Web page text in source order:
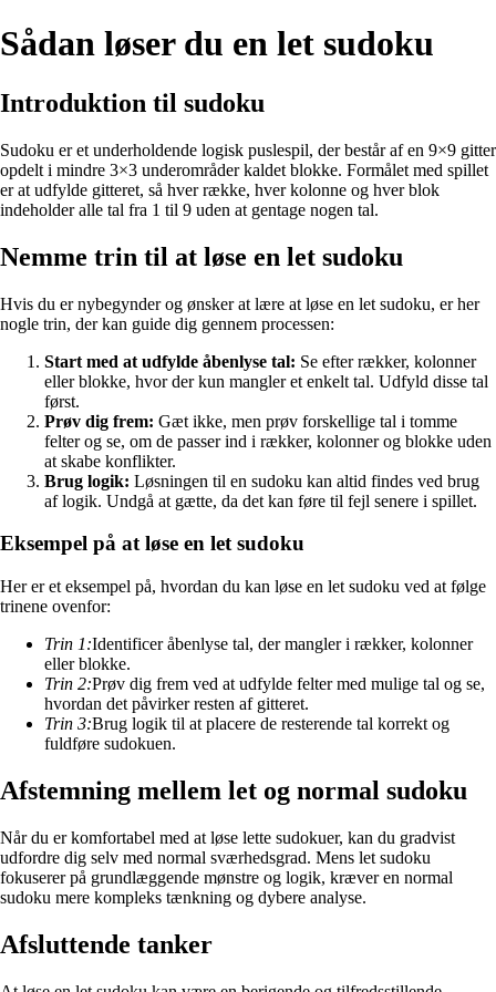
Sådan løser du en let sudoku
Introduktion til sudoku
Sudoku er et underholdende logisk puslespil, der består af en 9×9 gitter
opdelt i mindre 3×3 underområder kaldet blokke. Formålet med spillet
er at udfylde gitteret, så hver række, hver kolonne og hver blok
indeholder alle tal fra 1 til 9 uden at gentage nogen tal.
Nemme trin til at løse en let sudoku
Hvis du er nybegynder og ønsker at lære at løse en let sudoku, er her
nogle trin, der kan guide dig gennem processen:
Start med at udfylde åbenlyse tal: Se efter rækker, kolonner
eller blokke, hvor der kun mangler et enkelt tal. Udfyld disse tal
først.
Prøv dig frem: Gæt ikke, men prøv forskellige tal i tomme
felter og se, om de passer ind i rækker, kolonner og blokke uden
at skabe konflikter.
Brug logik: Løsningen til en sudoku kan altid findes ved brug
af logik. Undgå at gætte, da det kan føre til fejl senere i spillet.
Eksempel på at løse en let sudoku
Her er et eksempel på, hvordan du kan løse en let sudoku ved at følge
trinene ovenfor:
Trin 1:Identificer åbenlyse tal, der mangler i rækker, kolonner
eller blokke.
Trin 2:Prøv dig frem ved at udfylde felter med mulige tal og se,
hvordan det påvirker resten af gitteret.
Trin 3:Brug logik til at placere de resterende tal korrekt og
fuldføre sudokuen.
Afstemning mellem let og normal sudoku
Når du er komfortabel med at løse lette sudokuer, kan du gradvist
udfordre dig selv med normal sværhedsgrad. Mens let sudoku
fokuserer på grundlæggende mønstre og logik, kræver en normal
sudoku mere kompleks tænkning og dybere analyse.
Afsluttende tanker